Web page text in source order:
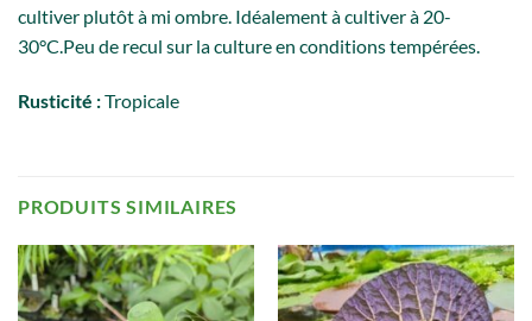
cultiver plutôt à mi ombre. Idéalement à cultiver à 20-
30°C.Peu de recul sur la culture en conditions tempérées.
Rusticité :Tropicale
PRODUITS SIMILAIRES